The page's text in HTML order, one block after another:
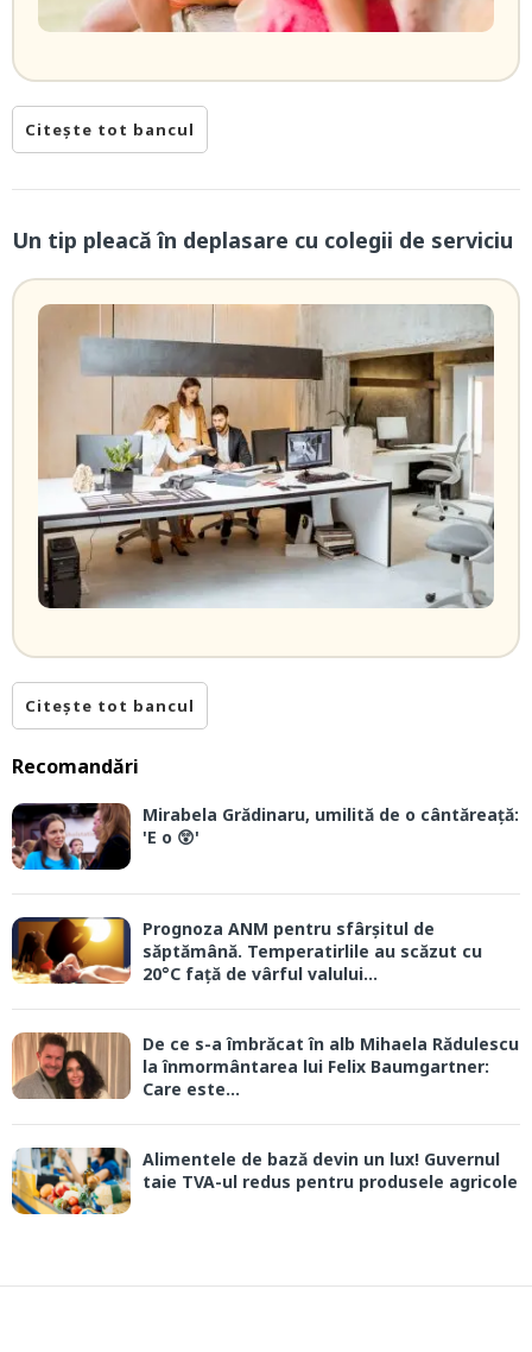
Citește tot bancul
Un tip pleacă în deplasare cu colegii de serviciu
Citește tot bancul
Recomandări
Mirabela Grădinaru, umilită de o cântăreață:
'E o 😲'
Prognoza ANM pentru sfârșitul de
săptămână. Temperatirlile au scăzut cu
20°C față de vârful valului...
De ce s-a îmbrăcat în alb Mihaela Rădulescu
la înmormântarea lui Felix Baumgartner:
Care este...
Alimentele de bază devin un lux! Guvernul
taie TVA-ul redus pentru produsele agricole